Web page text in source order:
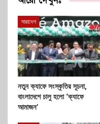
সারাদেশ
নতুন ক্যাফে সংস্কৃতির সূচনা,
বাংলাদেশে চালু হলো ‘ক্যাফে
আমাজন’